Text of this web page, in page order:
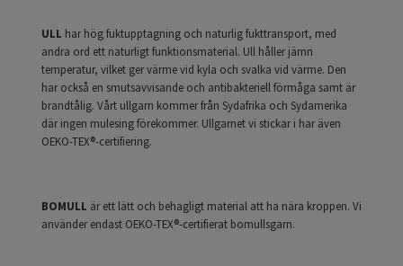
ULL har hög fuktupptagning och naturlig fukttransport, med
andra ord ett naturligt funktionsmaterial. Ull håller jämn
temperatur, vilket ger värme vid kyla och svalka vid värme. Den
har också en smutsavvisande och antibakteriell förmåga samt är
brandtålig. Vårt ullgarn kommer från Sydafrika och Sydamerika
där ingen mulesing förekommer. Ullgarnet vi stickar i har även
OEKO-TEX®-certifiering.
BOMULL är ett lätt och behagligt material att ha nära kroppen. Vi
använder endast OEKO-TEX®-certifierat bomullsgarn.